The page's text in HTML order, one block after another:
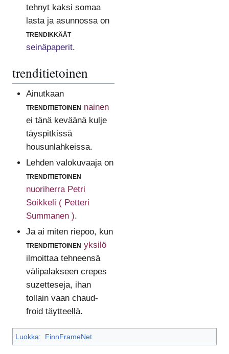
tehnyt kaksi somaa
lasta ja asunnossa on
trendikkäät
seinäpaperit.
trenditietoinen
Ainutkaan
trenditietoinen nainen
ei tänä keväänä kulje
täyspitkissä
housunlahkeissa.
Lehden valokuvaaja on
trenditietoinen
nuoriherra Petri
Soikkeli ( Petteri
Summanen ).
Ja ai miten riepoo, kun
trenditietoinen yksilö
ilmoittaa tehneensä
välipalakseen crepes
suzetteseja, ihan
tollain vaan chaud-
froid täytteellä.
Luokka: FinnFrameNet